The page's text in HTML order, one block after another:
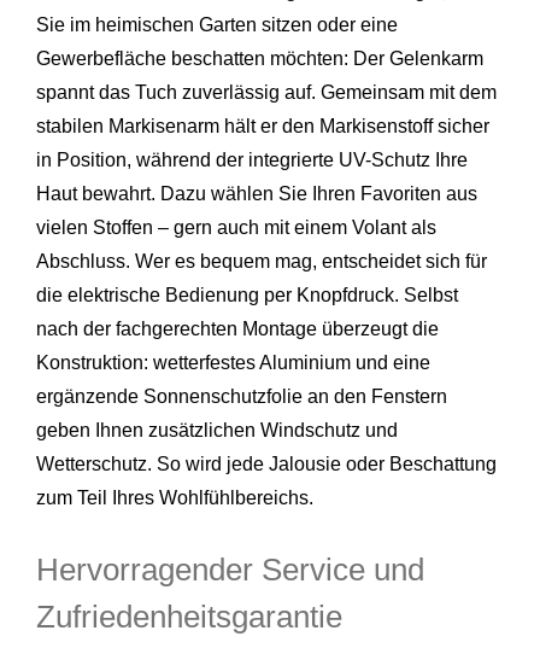
Sie im heimischen Garten sitzen oder eine
Gewerbefläche beschatten möchten: Der Gelenkarm
spannt das Tuch zuverlässig auf. Gemeinsam mit dem
stabilen Markisenarm hält er den Markisenstoff sicher
in Position, während der integrierte UV-Schutz Ihre
Haut bewahrt. Dazu wählen Sie Ihren Favoriten aus
vielen Stoffen – gern auch mit einem Volant als
Abschluss. Wer es bequem mag, entscheidet sich für
die elektrische Bedienung per Knopfdruck. Selbst
nach der fachgerechten Montage überzeugt die
Konstruktion: wetterfestes Aluminium und eine
ergänzende Sonnenschutzfolie an den Fenstern
geben Ihnen zusätzlichen Windschutz und
Wetterschutz. So wird jede Jalousie oder Beschattung
zum Teil Ihres Wohlfühlbereichs.
Hervorragender Service und
Zufriedenheitsgarantie